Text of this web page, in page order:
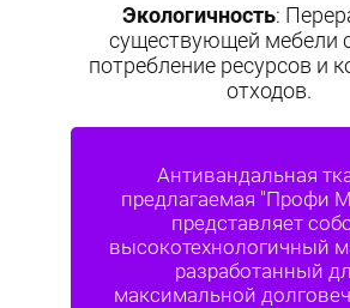
Экологичность:
существующей мебели
потребление ресурсов и
отходов.
Антивандальная
предлагаемая "Профи
представляет
высокотехнологичный
разработанный
максимальной